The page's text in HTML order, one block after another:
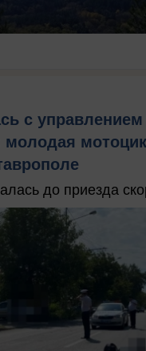
с
молодая
до приезда